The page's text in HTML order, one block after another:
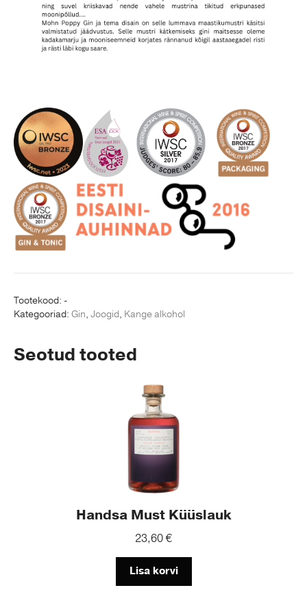
Tootekood: -
Kategooriad: Gin, Joogid, Kange alkohol
Seotud tooted
Handsa Must Küüslauk
23,60€
Lisa korvi